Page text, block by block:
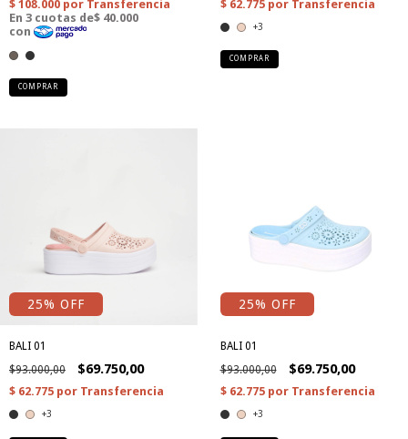
COMPRAR
+3
COMPRAR
25% OFF
BALI 01
$93.000,00
$69.750,00
+3
25% OFF
BALI 01
$93.000,00
$69.750,00
+3